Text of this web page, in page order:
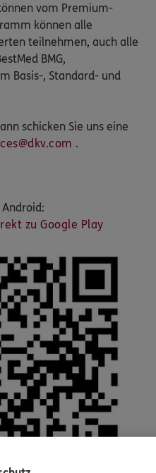
vom Premium-
können alle
teilnehmen, auch alle
BMG,
Basis-, Standard- und
schicken Sie uns eine
.
Android:
zu Google Play